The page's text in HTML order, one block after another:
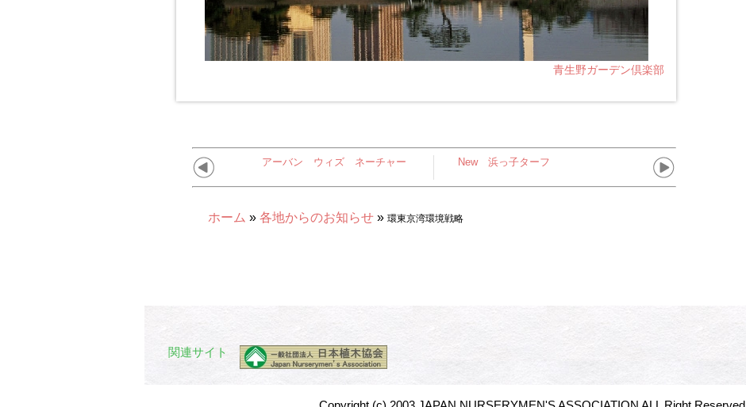
青生野ガーデン倶楽部
アーバン ウィズ ネーチャー New 浜っ子ターフ
ホーム » 各地からのお知らせ » 環東京湾環境戦略
関連サイト